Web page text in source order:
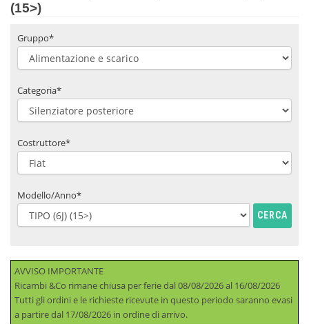
(15>)
Gruppo*
Categoria*
Costruttore*
Modello/Anno*
CERCA
AVVISO IMPORTANTE
Ricambi &Co rimane chiusa per ferie dal 08/08/2026 al 16/08/2026
Tutti gli ordini e le richieste ricevute in questo periodo saranno evasi
a partire dal 17/08/2026 in ordine di arrivo.